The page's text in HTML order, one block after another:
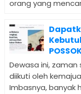
orang yang
Dewasa ini,
diikuti oleh
Imbasnya, banyak